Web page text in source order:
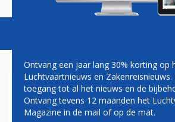
BOEING 737
Ontvang een jaar lang 30% korting op
Luchtvaartnieuws en
toegang tot al het nieuws en de
Ontvang tevens 12 maanden het
Magazine in de mail of op de mat.